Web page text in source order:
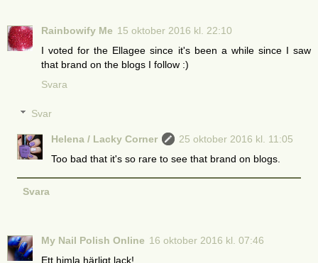
Rainbowify Me 15 oktober 2016 kl. 22:10
I voted for the Ellagee since it's been a while since I saw
that brand on the blogs I follow :)
Svara
Svar
Helena / Lacky Corner
25 oktober 2016 kl. 11:05
Too bad that it's so rare to see that brand on blogs.
Svara
My Nail Polish Online 16 oktober 2016 kl. 07:46
Ett himla härligt lack!